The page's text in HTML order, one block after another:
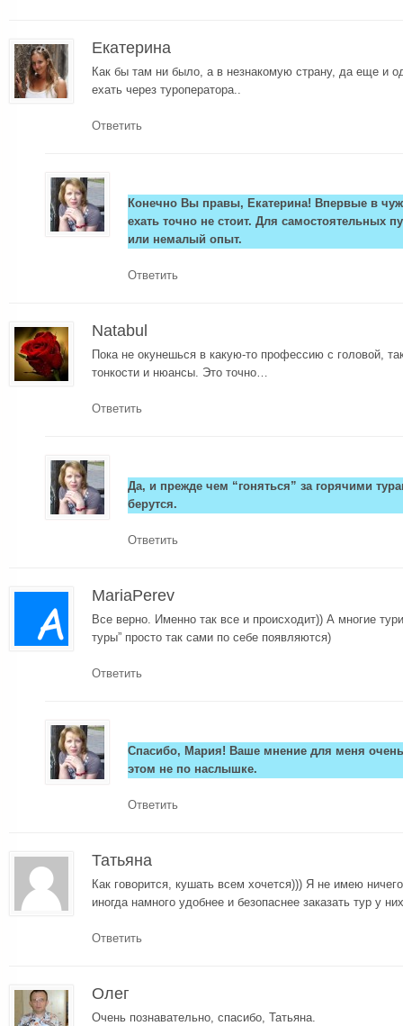
Екатерина
Как бы там ни было, а в незнакомую страну, да еще и
ехать через туроператора..
Ответить
Конечно Вы правы, Екатерина! Впервые в
ехать точно не стоит. Для самостоятельных
или немалый опыт.
Ответить
Natabul
Пока не окунешься в какую-то профессию с головой,
тонкости и нюансы. Это точно…
Ответить
Да, и прежде чем “гоняться” за горячими
берутся.
Ответить
MariaPerev
Все верно. Именно так все и происходит)) А многие
туры” просто так сами по себе появляются)
Ответить
Спасибо, Мария! Ваше мнение для меня
этом не по наслышке.
Ответить
Татьяна
Как говорится, кушать всем хочется))) Я не имею
иногда намного удобнее и безопаснее заказать тур у
Ответить
Олег
Очень познавательно, спасибо, Татьяна.